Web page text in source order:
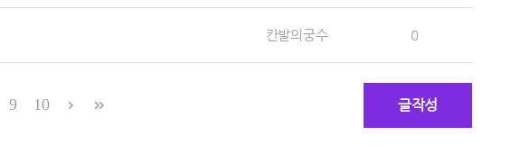
칸발의궁수 0
9 10 글작성